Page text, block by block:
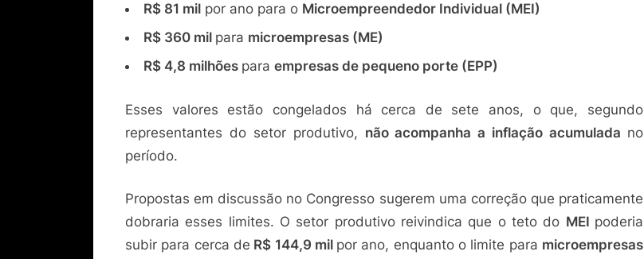
R$ 81 mil por ano para o Microempreendedor Individual (MEI)
R$ 360 mil para microempresas (ME)
R$ 4,8 milhões para empresas de pequeno porte (EPP)
Esses valores estão congelados há cerca de sete anos, o que, segundo
representantes do setor produtivo, não acompanha a inflação acumulada no
período.
Propostas em discussão no Congresso sugerem uma correção que praticamente
dobraria esses limites. O setor produtivo reivindica que o teto do MEI poderia
subir para cerca de R$ 144,9 mil por ano, enquanto o limite para microempresas